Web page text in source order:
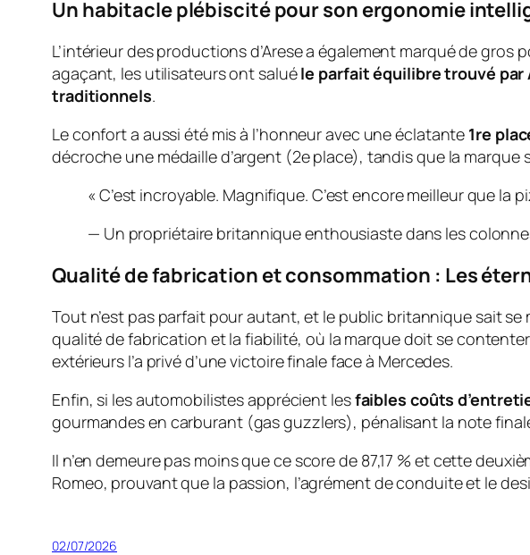
Un habitacle plébiscité pour son ergonomie
L’intérieur des productions d’Arese a également marqué de
agaçant, les utilisateurs ont saluéle parfait équilibre trouvé
traditionnels.
Le confort a aussi été mis à l’honneur avec une éclatante 1re
décroche une médaille d’argent (2e place), tandis que la marque
« C’est incroyable. Magnifique. C’est encore meilleur que la
— Un propriétaire britannique enthousiaste dans les
Qualité de fabrication et consommation : Les
Tout n’est pas parfait pour autant, et le public britannique sait
qualité de fabrication et la fiabilité, où la marque doit se
extérieurs l’a privé d’une victoire finale face à Mercedes.
Enfin, si les automobilistes apprécient lesfaibles coûts
gourmandes en carburant (gas guzzlers), pénalisant la note
Il n’en demeure pas moins que ce score de 87,17 % et cette
Romeo, prouvant que la passion, l’agrément de conduite et le
02/07/2026